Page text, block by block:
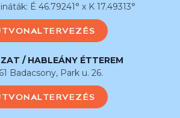
É 46.79241° x K 17.49313°
/ HABLEÁNY ÉTTEREM
Badacsony, Park u. 26.